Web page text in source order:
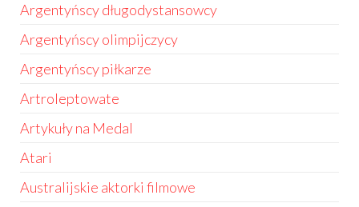
Argentyńscy długodystansowcy
Argentyńscy olimpijczycy
Argentyńscy piłkarze
Artroleptowate
Artykuły na Medal
Atari
Australijskie aktorki filmowe